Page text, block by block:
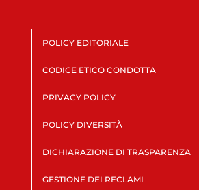
POLICY EDITORIALE
CODICE ETICO CONDOTTA
PRIVACY POLICY
POLICY DIVERSITÀ
DICHIARAZIONE DI TRASPARENZA
GESTIONE DEI RECLAMI